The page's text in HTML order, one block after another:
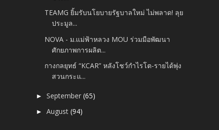
TEAMG ยิ้มรับนโยบายรัฐบาลใหม่ ไม่พลาด! ลุย
ประมูล...
NOVA - ม.แม่ฟ้าหลวง MOU ร่วมมือพัฒนา
ศักยภาพการผลิต...
กางกลยุทธ์ “KCAR” หลังโชว์กำไรโต-รายได้พุ่ง
สวนกระแ...
►September(65)
►August(94)